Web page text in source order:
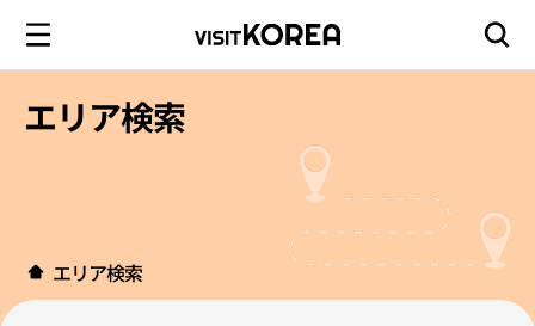
エリア検索
エリア検索